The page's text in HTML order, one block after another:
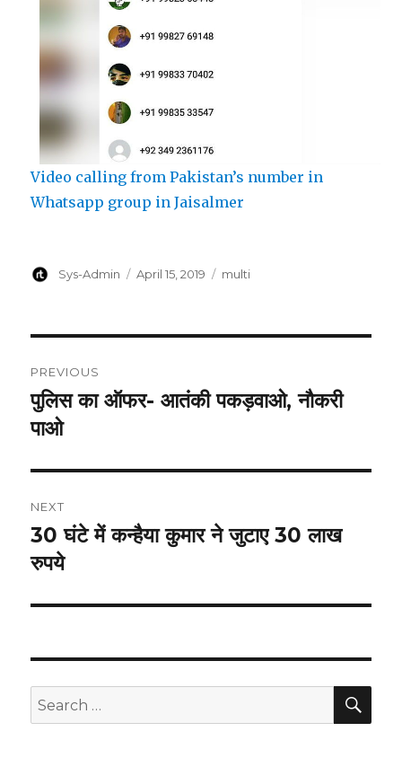
Video calling from Pakistan’s number in
Whatsapp group in Jaisalmer
Author
Sys-Admin
Posted
April 15, 2019 Categories
multi
navigation
PREVIOUS
Previous
post:
पुलिस का ऑफर- आतंकी पकड़वाओ, नाैकरी
पाओ
NEXT
Next
post:
30 घंटे में कन्हैया कुमार ने जुटाए 30 लाख
रुपये
Search
for: